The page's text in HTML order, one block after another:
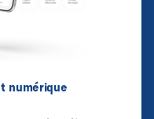
numérique